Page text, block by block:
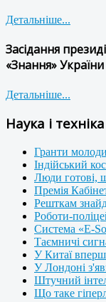
Детальніше...
Засідання
«Знання» України
Детальніше...
Наука і техніка
Гранти
Індійський
Люди готові,
Премія
Решткам
Роботи-
Система «E-
Таємничі
У Китаї
У Лондоні
Штучний
Що таке